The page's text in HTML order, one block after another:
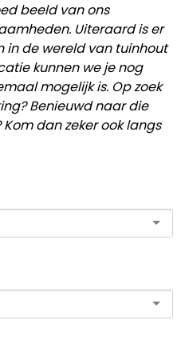
beeld van ons
Uiteraard is er
in de wereld van tuinhout
kunnen we je nog
mogelijk is. Op zoek
Benieuwd naar die
dan zeker ook langs